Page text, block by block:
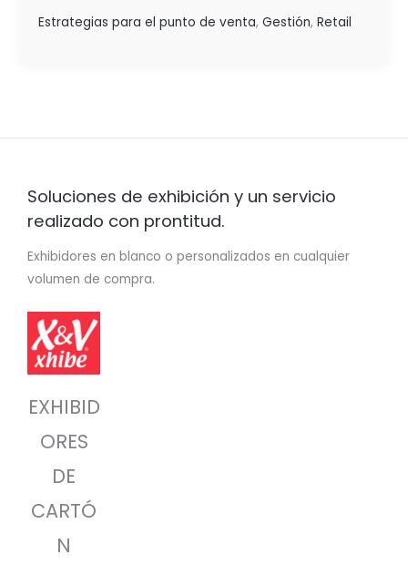
Estrategias para el punto de venta, Gestión, Retail
Soluciones de exhibición y un servicio
realizado con prontitud.
Exhibidores en blanco o personalizados en cualquier
volumen de compra.
EXHIBID
ORES
DE
CARTÓ
N